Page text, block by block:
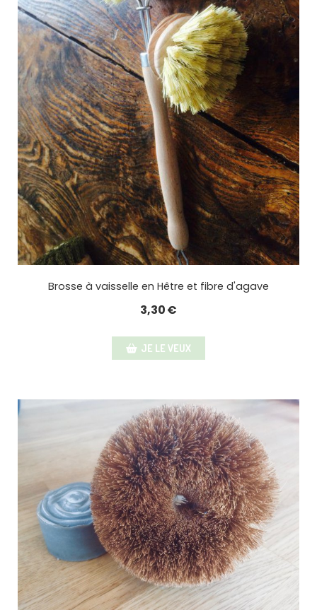
Brosse à vaisselle en Hêtre et fibre d'agave
3,30€
JE LE VEUX